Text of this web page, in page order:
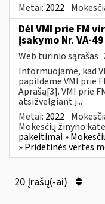
Metai: 2022
Dėl VMI prie FM
įsakymo Nr. VA-
Web turinio sąrašas
Informuojame, kad
papildėme VMI prie
Aprašą[3]. VMI prie
atsižvelgiant į...
Metai: 2022
Mokesčių žinyno
pakeitimai »
» Pridėtinės vertės
20 Įrašų(-ai)